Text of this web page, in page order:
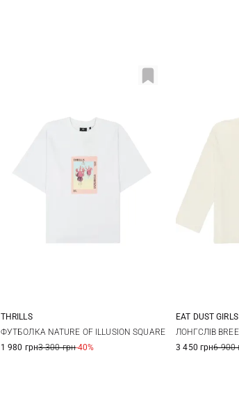
4 6 8 10
THRILLS
ФУТБОЛКА NATURE OF ILLUSION SQUARE
1 980 грн3 300 грн-40%
XXS
EAT DUST
ЛОНГСЛІВ
3 450 грн6 900